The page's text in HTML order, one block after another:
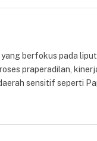
berfokus pada
praperadilan,
sensitif seperti